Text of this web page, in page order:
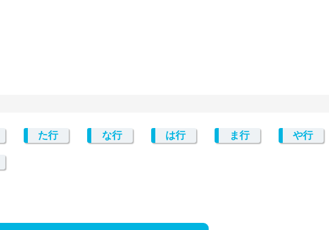
た行 な行 は行 ま行 や行